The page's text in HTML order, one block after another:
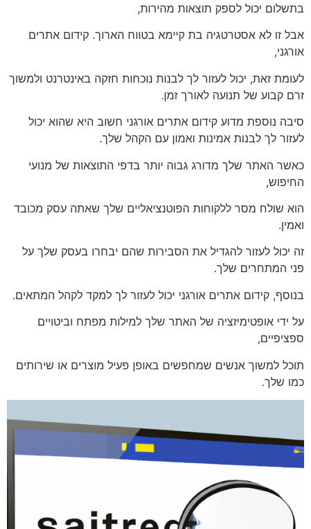
בתשלום יכול לספק תוצאות מהירות,
אבל זו לא אסטרטגיה בת קיימא בטווח הארוך. קידום אתרים
אורגני,
לעומת זאת, יכול לעזור לך לבנות נוכחות חזקה באינטרנט ולמשוך
זרם קבוע של תנועה לאורך זמן.
סיבה נוספת מדוע קידום אתרים אורגני חשוב היא שהוא יכול
לעזור לך לבנות אמינות ואמון עם הקהל שלך.
כאשר האתר שלך מדורג גבוה יותר בדפי התוצאות של מנועי
החיפוש,
הוא שולח מסר ללקוחות הפוטנציאליים שלך שאתה עסק מכובד
ואמין.
זה יכול לעזור להגדיל את הסבירות שהם יבחרו בעסק שלך על
פני המתחרים שלך.
בנוסף, קידום אתרים אורגני יכול לעזור לך למקד לקהל המתאים.
על ידי אופטימיזציה של האתר שלך למילות מפתח וביטויים
ספציפיים,
תוכל למשוך אנשים שמחפשים באופן פעיל מוצרים או שירותים
כמו שלך.